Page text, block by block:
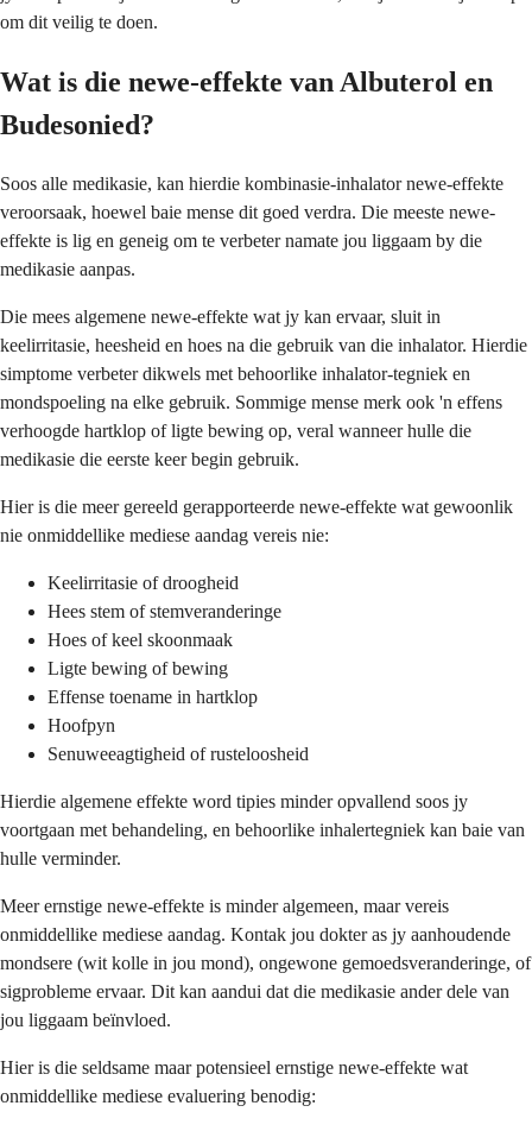
om dit veilig te doen.
Wat is die newe-effekte van Albuterol en
Budesonied?
Soos alle medikasie, kan hierdie kombinasie-inhalator newe-effekte
veroorsaak, hoewel baie mense dit goed verdra. Die meeste newe-
effekte is lig en geneig om te verbeter namate jou liggaam by die
medikasie aanpas.
Die mees algemene newe-effekte wat jy kan ervaar, sluit in
keelirritasie, heesheid en hoes na die gebruik van die inhalator. Hierdie
simptome verbeter dikwels met behoorlike inhalator-tegniek en
mondspoeling na elke gebruik. Sommige mense merk ook 'n effens
verhoogde hartklop of ligte bewing op, veral wanneer hulle die
medikasie die eerste keer begin gebruik.
Hier is die meer gereeld gerapporteerde newe-effekte wat gewoonlik
nie onmiddellike mediese aandag vereis nie:
Keelirritasie of droogheid
Hees stem of stemveranderinge
Hoes of keel skoonmaak
Ligte bewing of bewing
Effense toename in hartklop
Hoofpyn
Senuweeagtigheid of rusteloosheid
Hierdie algemene effekte word tipies minder opvallend soos jy
voortgaan met behandeling, en behoorlike inhalertegniek kan baie van
hulle verminder.
Meer ernstige newe-effekte is minder algemeen, maar vereis
onmiddellike mediese aandag. Kontak jou dokter as jy aanhoudende
mondsere (wit kolle in jou mond), ongewone gemoedsveranderinge, of
sigprobleme ervaar. Dit kan aandui dat die medikasie ander dele van
jou liggaam beïnvloed.
Hier is die seldsame maar potensieel ernstige newe-effekte wat
onmiddellike mediese evaluering benodig: